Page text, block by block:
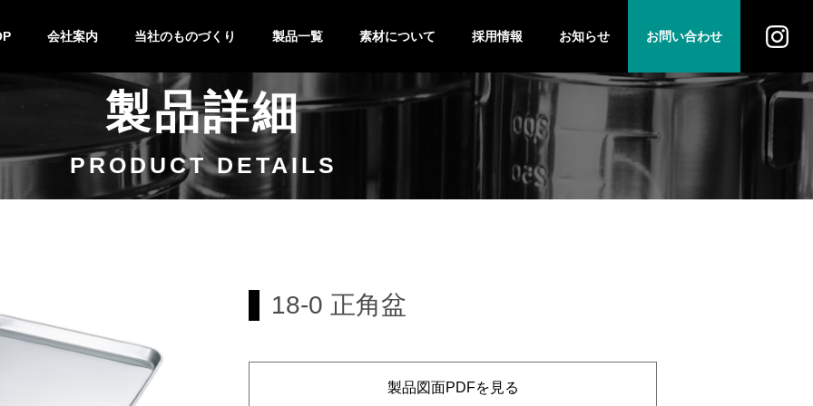
会社案内 当社のものづくり
技術紹介
設備紹介
製作の流れ
特注&OEM
製品一覧
バット
キッチンポット
鍋
キッチン小物
素材について
ステンレス
採用情報 お知らせ お問い合わせ
法人のお客様
個人のお客様
製品詳細
PRODUCT DETAILS
18-0 正角盆
製品図面PDFを見る